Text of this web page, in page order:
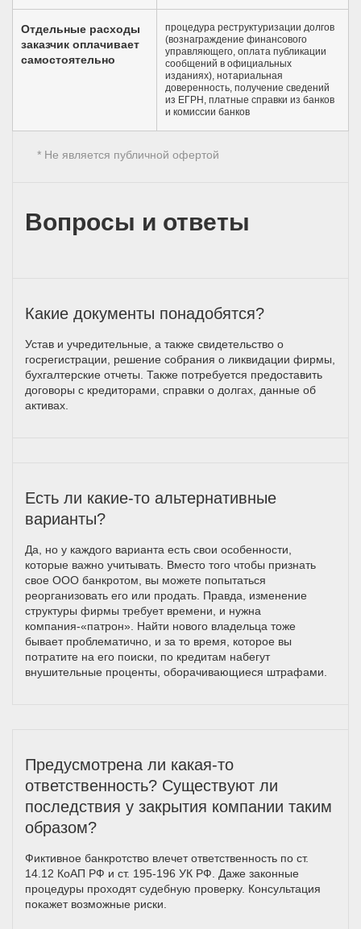
Отдельные расходы
заказчик оплачивает
самостоятельно
процедура реструктуризации долгов
(вознаграждение финансового
управляющего, оплата публикации
сообщений в официальных
изданиях), нотариальная
доверенность, получение сведений
из ЕГРН, платные справки из банков
и комиссии банков
* Не является публичной офертой
Вопросы и ответы
Какие документы понадобятся?
Устав и учредительные, а также свидетельство о
госрегистрации, решение собрания о ликвидации фирмы,
бухгалтерские отчеты. Также потребуется предоставить
договоры с кредиторами, справки о долгах, данные об
активах.
Есть ли какие-то альтернативные
варианты?
Да, но у каждого варианта есть свои особенности,
которые важно учитывать. Вместо того чтобы признать
свое ООО банкротом, вы можете попытаться
реорганизовать его или продать. Правда, изменение
структуры фирмы требует времени, и нужна
компания-«патрон». Найти нового владельца тоже
бывает проблематично, и за то время, которое вы
потратите на его поиски, по кредитам набегут
внушительные проценты, оборачивающиеся штрафами.
Предусмотрена ли какая-то
ответственность? Существуют ли
последствия у закрытия компании таким
образом?
Фиктивное банкротство влечет ответственность по ст.
14.12 КоАП РФ и ст. 195-196 УК РФ. Даже законные
процедуры проходят судебную проверку. Консультация
покажет возможные риски.